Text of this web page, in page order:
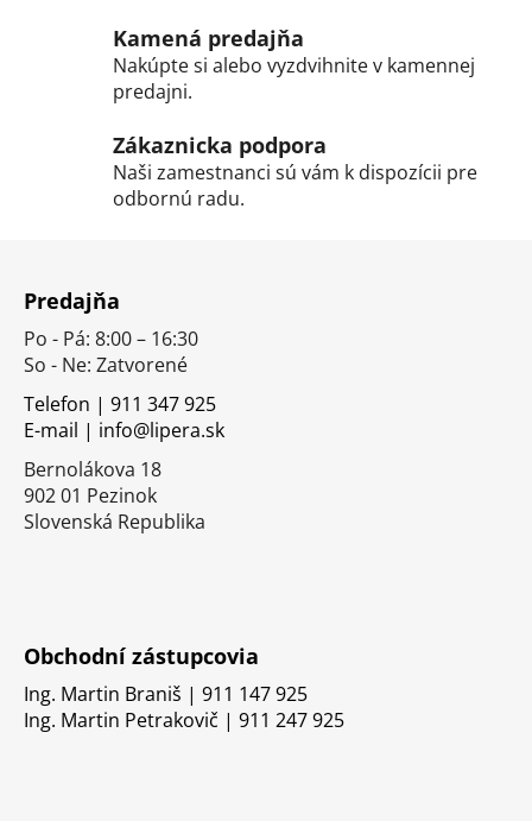
r
v
v
ý
Kamená predajňa
Nakúpte si alebo vyzdvihnite v kamennej
predajni.
Zákaznicka podpora
Naši zamestnanci sú vám k dispozícii pre
odbornú radu.
Predajňa
Po - Pá: 8:00 – 16:30
So - Ne: Zatvorené
Telefon | 911 347 925
E-mail | info@lipera.sk
Bernolákova 18
902 01 Pezinok
Slovenská Republika
Obchodní zástupcovia
Ing. Martin Braniš | 911 147 925
Ing. Martin Petrakovič | 911 247 925